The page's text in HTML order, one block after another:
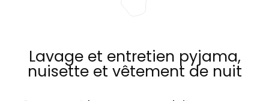
Lavage et entretien pyjama,
nuisette et vêtement de nuit